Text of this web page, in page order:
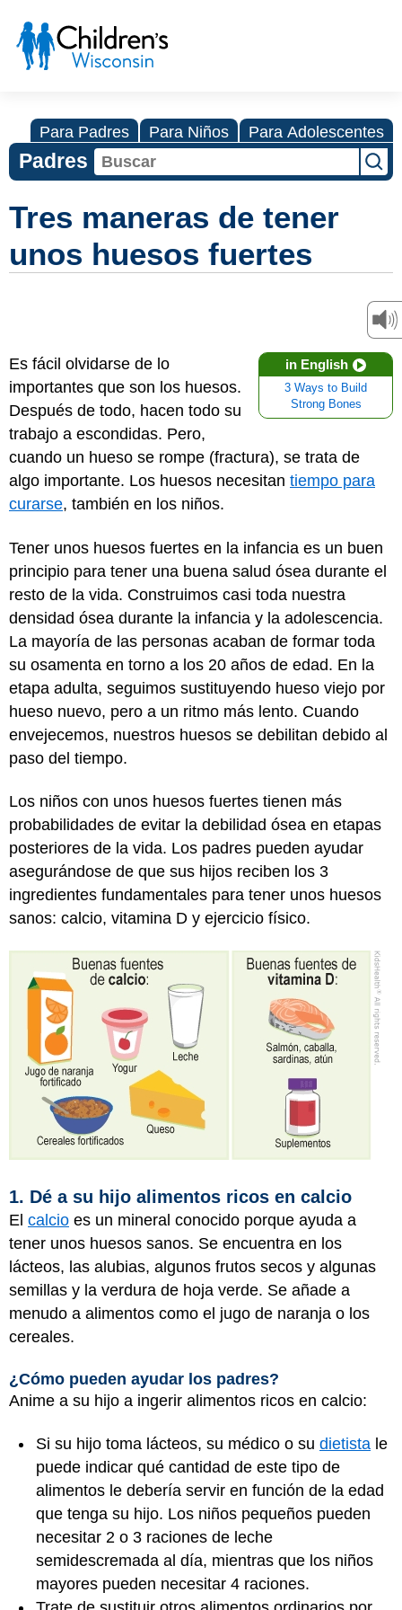
Para Padres Para Niños Para Adolescentes
Padres
Tres maneras de tener
unos huesos fuertes
in English
3 Ways to Build
Strong Bones
Es fácil olvidarse de lo
importantes que son los huesos.
Después de todo, hacen todo su
trabajo a escondidas. Pero,
cuando un hueso se rompe (fractura), se trata de
algo importante. Los huesos necesitan tiempo para
curarse, también en los niños.
Tener unos huesos fuertes en la infancia es un buen
principio para tener una buena salud ósea durante el
resto de la vida. Construimos casi toda nuestra
densidad ósea durante la infancia y la adolescencia.
La mayoría de las personas acaban de formar toda
su osamenta en torno a los 20 años de edad. En la
etapa adulta, seguimos sustituyendo hueso viejo por
hueso nuevo, pero a un ritmo más lento. Cuando
envejecemos, nuestros huesos se debilitan debido al
paso del tiempo.
Los niños con unos huesos fuertes tienen más
probabilidades de evitar la debilidad ósea en etapas
posteriores de la vida. Los padres pueden ayudar
asegurándose de que sus hijos reciben los 3
ingredientes fundamentales para tener unos huesos
sanos: calcio, vitamina D y ejercicio físico.
1. Dé a su hijo alimentos ricos en calcio
El calcio es un mineral conocido porque ayuda a
tener unos huesos sanos. Se encuentra en los
lácteos, las alubias, algunos frutos secos y algunas
semillas y la verdura de hoja verde. Se añade a
menudo a alimentos como el jugo de naranja o los
cereales.
¿Cómo pueden ayudar los padres?
Anime a su hijo a ingerir alimentos ricos en calcio:
Si su hijo toma lácteos, su médico o su dietista le
puede indicar qué cantidad de este tipo de
alimentos le debería servir en función de la edad
que tenga su hijo. Los niños pequeños pueden
necesitar 2 o 3 raciones de leche
semidescremada al día, mientras que los niños
mayores pueden necesitar 4 raciones.